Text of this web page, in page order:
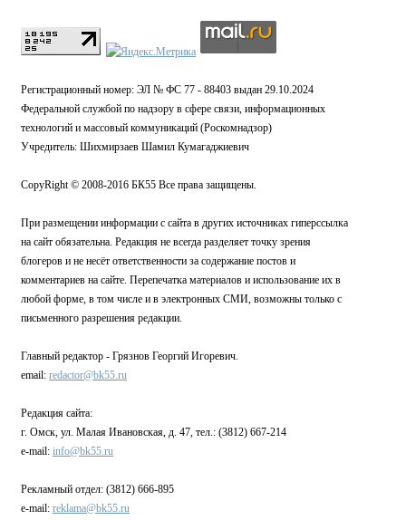
Регистрационный номер: ЭЛ № ФС 77 - 88403 выдан 29.10.2024
Федеральной службой по надзору в сфере связи, информационных
технологий и массовый коммуникаций (Роскомнадзор)
Учредитель: Шихмирзаев Шамил Кумагаджиевич
CopyRight © 2008-2016 БК55 Все права защищены.
При размещении информации с сайта в других источниках гиперссылка
на сайт обязательна. Редакция не всегда разделяет точку зрения
блогеров и не несёт ответственности за содержание постов и
комментариев на сайте. Перепечатка материалов и использование их в
любой форме, в том числе и в электронных СМИ, возможны только с
письменного разрешения редакции.
Главный редактор - Грязнов Георгий Игоревич.
email: redactor@bk55.ru
Редакция сайта:
г. Омск, ул. Малая Ивановская, д. 47, тел.: (3812) 667-214
e-mail: info@bk55.ru
Рекламный отдел: (3812) 666-895
e-mail: reklama@bk55.ru